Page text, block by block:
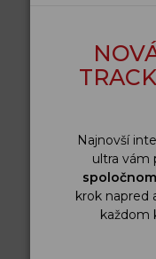
Najnovší
ultra vám
krok napred
každom